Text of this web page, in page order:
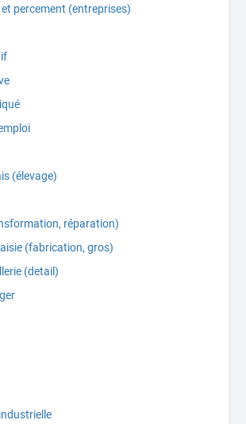
percement (entreprises)
(élevage)
réparation)
(fabrication, gros)
(detail)